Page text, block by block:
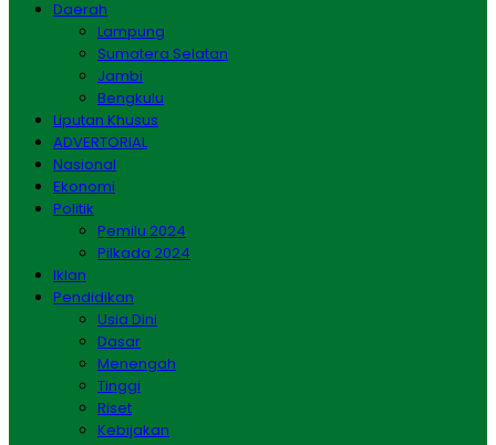
Daerah
Lampung
Sumatera Selatan
Jambi
Bengkulu
Liputan Khusus
ADVERTORIAL
Nasional
Ekonomi
Politik
Pemilu 2024
Pilkada 2024
Iklan
Pendidikan
Usia Dini
Dasar
Menengah
Tinggi
Riset
Kebijakan